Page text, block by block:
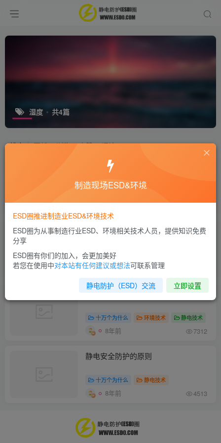
湿度 共4篇
排序 更新 浏览 点赞 评论
湿度影响静电的机理是什么？
十万个为什么
7年前 9930
环境空气的相对湿度是如何影响ESD
十万个为什么
8年前
产生静电和天气干燥有无关系？
十万个为什么 环境技术 静电技术
8年前 7312
静电安全防护的原则
十万个为什么 静电技术
8年前 4513
制造现场ESD&环境
ESD圈推进制造业ESD&环境技术
ESD圈为从事制造行业ESD、环境相关技术人员，提供知识免费
分享
ESD圈有你们的加入，会更加美好
若您在使用中对本站有任何建议或想法可联系管理
静电防护（ESD）交流 立即设置